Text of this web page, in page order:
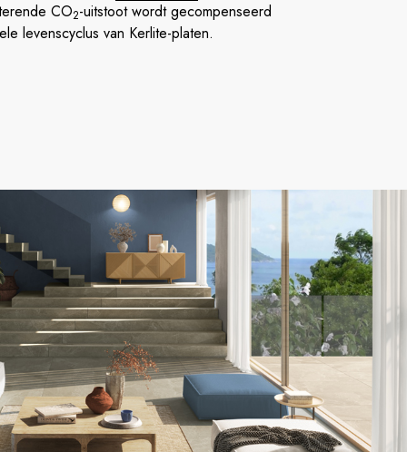
CO2-uitstoot wordt gecompenseerd
levenscyclus van Kerlite-platen.